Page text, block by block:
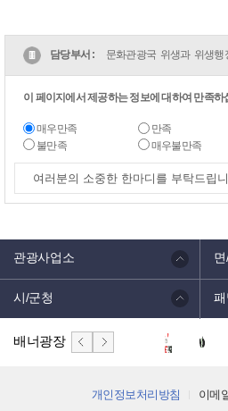
담당부서 : 문화관광국 위생과 위생행
이 페이지에서 제공하는 정보에 대하여 만족하
매우만족 만족
불만족
매우불만족
관광사업소
시/군청
배너광장
개인정보처리방침
이메